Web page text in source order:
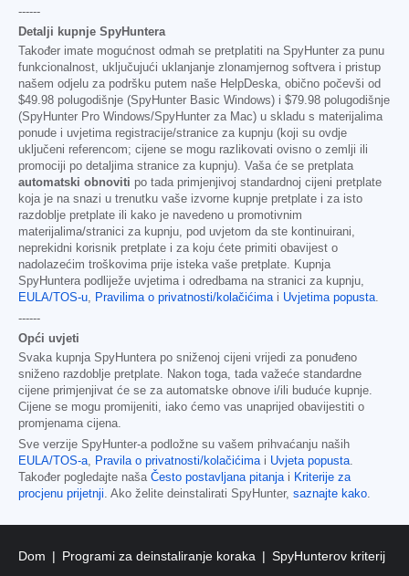
------
Detalji kupnje SpyHuntera
Također imate mogućnost odmah se pretplatiti na SpyHunter za punu
funkcionalnost, uključujući uklanjanje zlonamjernog softvera i pristup
našem odjelu za podršku putem naše HelpDeska, obično počevši od
$49.98 polugodišnje (SpyHunter Basic Windows) i $79.98 polugodišnje
(SpyHunter Pro Windows/SpyHunter za Mac) u skladu s materijalima
ponude i uvjetima registracije/stranice za kupnju (koji su ovdje
uključeni referencom; cijene se mogu razlikovati ovisno o zemlji ili
promociji po detaljima stranice za kupnju). Vaša će se pretplata
automatski obnoviti po tada primjenjivoj standardnoj cijeni pretplate
koja je na snazi u trenutku vaše izvorne kupnje pretplate i za isto
razdoblje pretplate ili kako je navedeno u promotivnim
materijalima/stranici za kupnju, pod uvjetom da ste kontinuirani,
neprekidni korisnik pretplate i za koju ćete primiti obavijest o
nadolazećim troškovima prije isteka vaše pretplate. Kupnja
SpyHuntera podliježe uvjetima i odredbama na stranici za kupnju,
EULA/TOS-u
Pravilima o privatnosti/kolačićima i Uvjetima popusta
------
Opći uvjeti
Svaka kupnja SpyHuntera po sniženoj cijeni vrijedi za ponuđeno
sniženo razdoblje pretplate. Nakon toga, tada važeće standardne
cijene primjenjivat će se za automatske obnove i/ili buduće kupnje.
Cijene se mogu promijeniti, iako ćemo vas unaprijed obavijestiti o
promjenama cijena.
Sve verzije SpyHunter-a podložne su vašem prihvaćanju naših
EULA/TOS-a
Pravila o privatnosti/kolačićima i Uvjeta popusta
Također pogledajte naša Često postavljana pitanja i Kriterije za
procjenu prijetnji . Ako želite deinstalirati SpyHunter, saznajte kako
Dom Programi za deinstaliranje koraka
SpyHunterov kriterij